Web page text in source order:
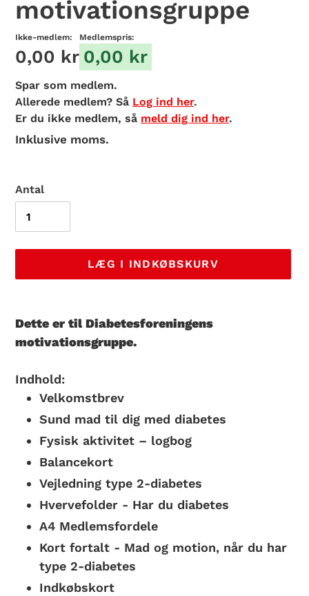
motivationsgruppe
Ikke-medlem:
0,00 kr
Medlemspris:
0,00 kr
Spar som medlem.
Allerede medlem? Så Log ind her.
Er du ikke medlem, så meld dig ind her.
Inklusive moms.
Antal
LÆG I INDKØBSKURV
produkt
Dette er til Diabetesforeningens
motivationsgruppe.
Indhold:
Velkomstbrev
Sund mad til dig med diabetes
Fysisk aktivitet – logbog
Balancekort
Vejledning type 2-diabetes
Hvervefolder - Har du diabetes
A4 Medlemsfordele
Kort fortalt - Mad og motion, når du har
type 2-diabetes
Indkøbskort